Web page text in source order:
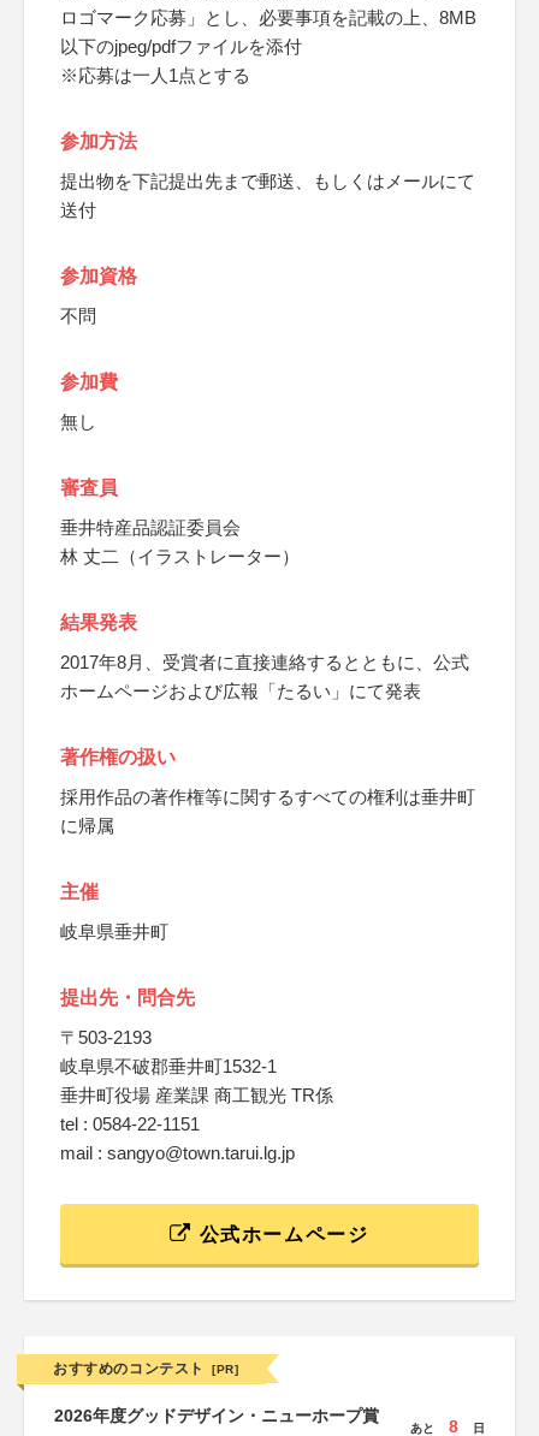
ロゴマーク応募」とし、必要事項を記載の上、8MB
以下のjpeg/pdfファイルを添付
※応募は一人1点とする
参加方法
提出物を下記提出先まで郵送、もしくはメールにて
送付
参加資格
不問
参加費
無し
審査員
垂井特産品認証委員会
林 丈二（イラストレーター）
結果発表
2017年8月、受賞者に直接連絡するとともに、公式
ホームページおよび広報「たるい」にて発表
著作権の扱い
採用作品の著作権等に関するすべての権利は垂井町
に帰属
主催
岐阜県垂井町
提出先・問合先
〒503-2193
岐阜県不破郡垂井町1532-1
垂井町役場 産業課 商工観光 TR係
tel : 0584-22-1151
mail : sangyo@town.tarui.lg.jp
公式ホームページ
おすすめのコンテスト [PR]
2026年度グッドデザイン・ニューホープ賞
あと 8 日